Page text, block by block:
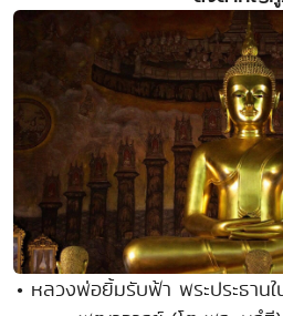
• หลวงพ่อยิ้มรับฟ้า พระประธาน